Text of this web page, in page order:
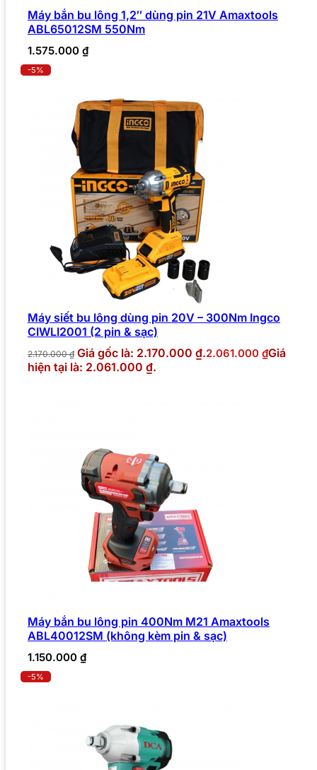
Máy bắn bu lông 1,2″ dùng pin 21V Amaxtools
ABL65012SM 550Nm
1.575.000 ₫
-5%
Máy siết bu lông dùng pin 20V – 300Nm Ingco
CIWLI2001 (2 pin & sạc)
2.170.000₫ Giá gốc là: 2.170.000 ₫.2.061.000 ₫Giá
hiện tại là: 2.061.000 ₫.
Máy bắn bu lông pin 400Nm M21 Amaxtools
ABL40012SM (không kèm pin & sạc)
1.150.000 ₫
-5%